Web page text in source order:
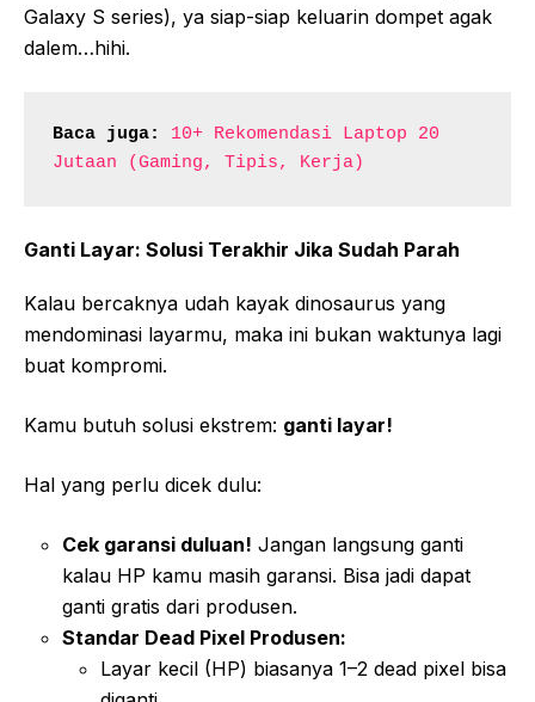
Galaxy S series), ya siap-siap keluarin dompet agak
dalem…hihi.
Baca juga:
10+ Rekomendasi Laptop 20
Jutaan (Gaming, Tipis, Kerja)
Ganti Layar: Solusi Terakhir Jika Sudah Parah
Kalau bercaknya udah kayak dinosaurus yang
mendominasi layarmu, maka ini bukan waktunya lagi
buat kompromi.
Kamu butuh solusi ekstrem: ganti layar!
Hal yang perlu dicek dulu:
Cek garansi duluan! Jangan langsung ganti
kalau HP kamu masih garansi. Bisa jadi dapat
ganti gratis dari produsen.
Standar Dead Pixel Produsen:
Layar kecil (HP) biasanya 1–2 dead pixel bisa